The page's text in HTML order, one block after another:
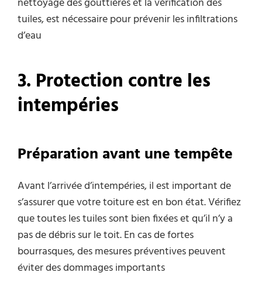
tuiles, est nécessaire pour prévenir les infiltrations
d’eau
3. Protection contre les
intempéries
Préparation avant une tempête
Avant l’arrivée d’intempéries, il est important de
s’assurer que votre toiture est en bon état. Vérifiez
que toutes les tuiles sont bien fixées et qu’il n’y a
pas de débris sur le toit. En cas de fortes
bourrasques, des mesures préventives peuvent
éviter des dommages importants